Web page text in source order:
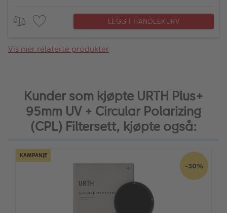
LEGG I HANDLEKURV
Vis mer relaterte produkter
Kunder som kjøpte URTH Plus+
95mm UV + Circular Polarizing
(CPL) Filtersett, kjøpte også:
KAMPANJE
-30%